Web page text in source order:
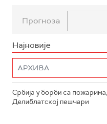
Прогноза
Најновије
Србија у борби са пожарима,
Делиблатској пешчари